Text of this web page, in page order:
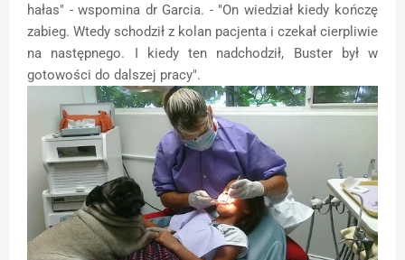
hałas" - wspomina dr Garcia. - "On wiedział kiedy kończę
zabieg. Wtedy schodził z kolan pacjenta i czekał cierpliwie
na następnego. I kiedy ten nadchodził, Buster był w
gotowości do dalszej pracy".